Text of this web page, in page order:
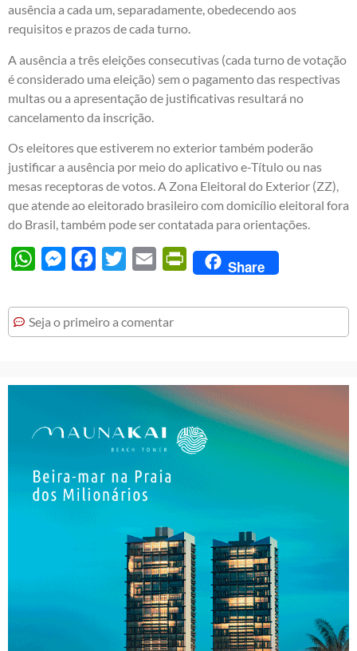
ausência a cada um, separadamente, obedecendo aos
requisitos e prazos de cada turno.
A ausência a três eleições consecutivas (cada turno de votação
é considerado uma eleição) sem o pagamento das respectivas
multas ou a apresentação de justificativas resultará no
cancelamento da inscrição.
Os eleitores que estiverem no exterior também poderão
justificar a ausência por meio do aplicativo e-Título ou nas
mesas receptoras de votos. A Zona Eleitoral do Exterior (ZZ),
que atende ao eleitorado brasileiro com domicílio eleitoral fora
do Brasil, também pode ser contatada para orientações.
WhatsAppMessengerFacebook
Twitter Email PrintFriendly
Share
Seja o primeiro a comentar